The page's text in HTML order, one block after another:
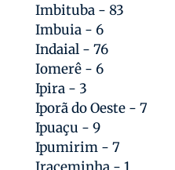
Imbituba - 83
Imbuia - 6
Indaial - 76
Iomerê - 6
Ipira - 3
Iporã do Oeste - 7
Ipuaçu - 9
Ipumirim - 7